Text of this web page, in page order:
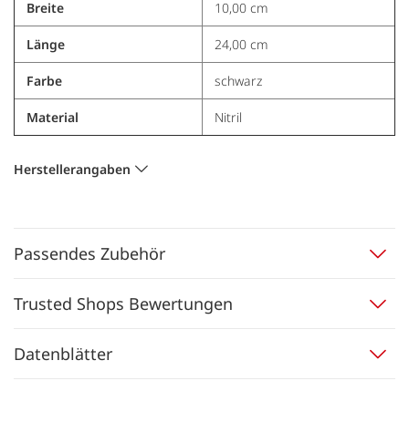
Breite 10,00 cm
Länge 24,00 cm
Farbe schwarz
Material Nitril
Herstellerangaben
Passendes Zubehör
Trusted Shops Bewertungen
Datenblätter